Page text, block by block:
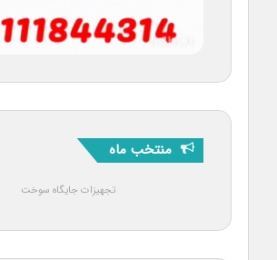
منتخب ماه
تجهیزات جایگاه سوخت